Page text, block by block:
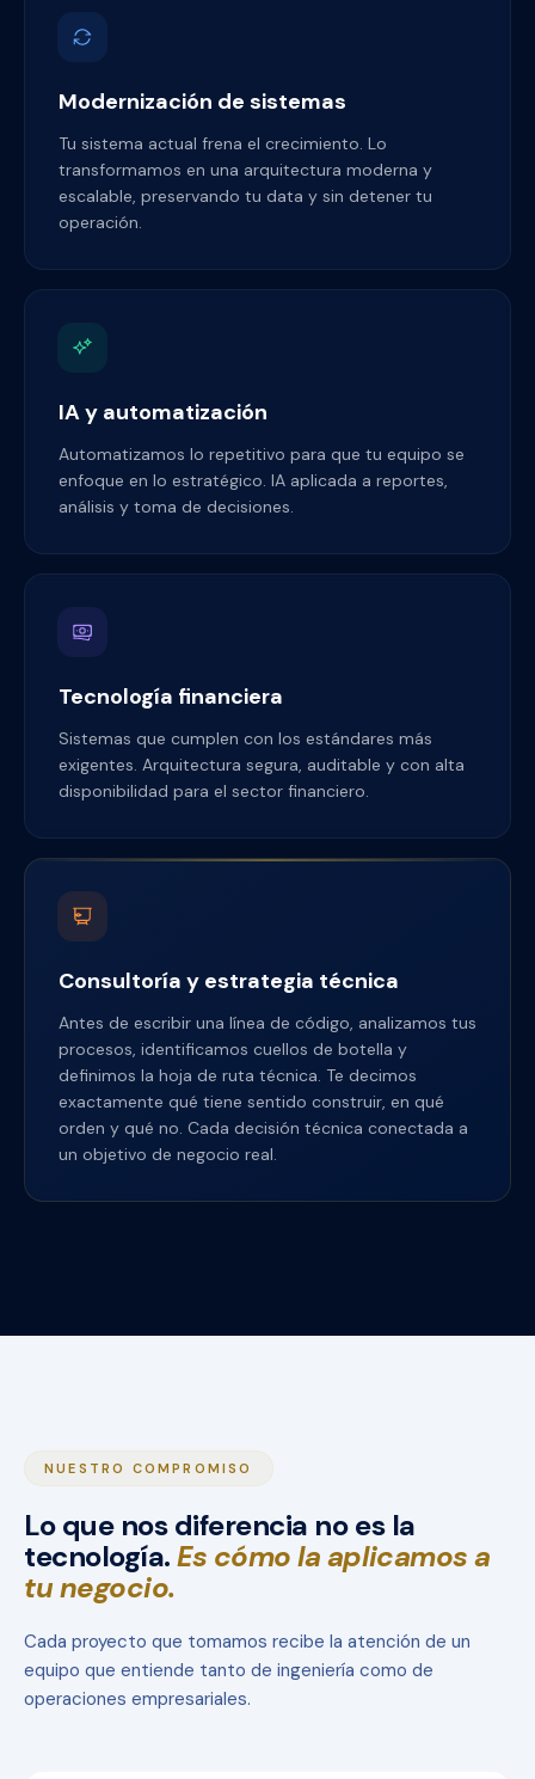
Modernización de sistemas
Tu sistema actual frena el crecimiento. Lo
transformamos en una arquitectura moderna y
escalable, preservando tu data y sin detener tu
operación.
IA y automatización
Automatizamos lo repetitivo para que tu equipo se
enfoque en lo estratégico. IA aplicada a reportes,
análisis y toma de decisiones.
Tecnología financiera
Sistemas que cumplen con los estándares más
exigentes. Arquitectura segura, auditable y con alta
disponibilidad para el sector financiero.
Consultoría y estrategia técnica
Antes de escribir una línea de código, analizamos tus
procesos, identificamos cuellos de botella y
definimos la hoja de ruta técnica. Te decimos
exactamente qué tiene sentido construir, en qué
orden y qué no. Cada decisión técnica conectada a
un objetivo de negocio real.
NUESTRO COMPROMISO
Lo que nos diferencia no es la
tecnología.Es cómo la aplicamos a
tu negocio.
Cada proyecto que tomamos recibe la atención de un
equipo que entiende tanto de ingeniería como de
operaciones empresariales.